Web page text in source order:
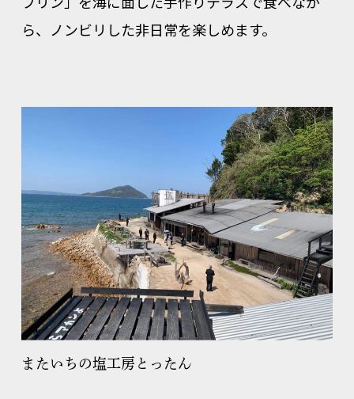
ら、ノンビリした非日常を楽しめます。
またいちの塩工房とったん